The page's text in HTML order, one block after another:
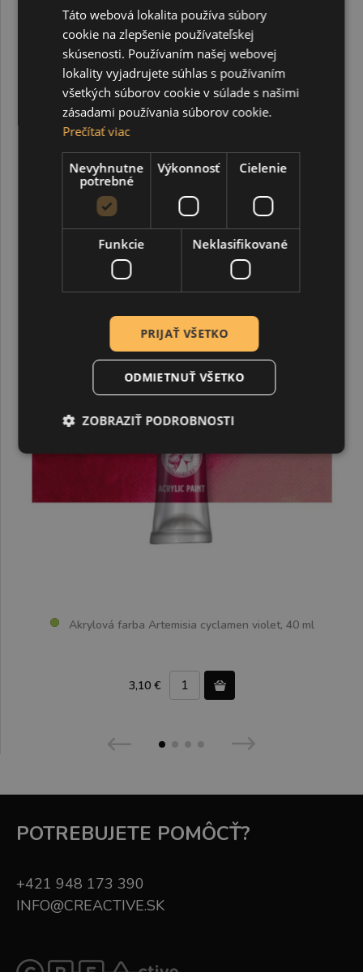
prostredníctvom vysokokvalitných hobby produktov a
remeselných potrieb. Artemisia, pomenovaná ako
Artemisii Gentileschi, priekopníckej maliarke 17.
storočia, ktorá vzdorovala konvenciám, aby si vybojovala
miesto v dejinách umenia,stelesňuje odvahu, pôvab a
autentickosť skutočnej tvorivej vízie. Tak ako
Gentileschi využila svoje umenie na znovuzískanie svojho
hlasu a rozprávanie silných príbehov,táto značka
pozýva umelcov– či už začínajúcich alebo etablovaných
– aby urobili to isté:
SÚVISIACE PRODUKTY
Akrylová farba Artemisia cyclamen violet, 40 ml
3,10 €
POTREBUJETE POMÔCŤ?
+421 948 173 390
INFO@CREACTIVE.SK
Táto webová lokalita používa súbory
cookie na zlepšenie používateľskej
skúsenosti. Používaním našej webovej
lokality vyjadrujete súhlas s používaním
všetkých súborov cookie v súlade s našimi
zásadami používania súborov cookie.
Prečítať viac
Nevyhnutne
potrebné
Výkonnosť Cielenie
Funkcie Neklasifikované
PRIJAŤ VŠETKO
ODMIETNUŤ VŠETKO
ZOBRAZIŤ PODROBNOSTI